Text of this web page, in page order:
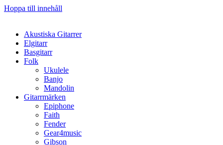
Hoppa till innehåll
Akustiska Gitarrer
Elgitarr
Basgitarr
Folk
Ukulele
Banjo
Mandolin
Gitarrmärken
Epiphone
Faith
Fender
Gear4music
Gibson